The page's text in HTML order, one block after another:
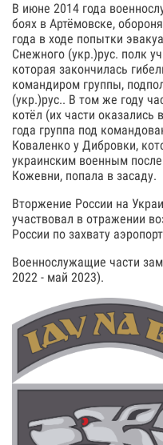
В июне 2014 года
боях в Артёмовске,
года в ходе попытки
Снежного (укр.)рус. полк
которая закончилась
командиром группы,
(укр.)рус.. В том же году
котёл (их части
года группа под
Коваленко у Дибровки,
украинским военным
Кожевни, попала в засаду.
Вторжение России на
участвовал в отражении
России по захвату
Военнослужащие части
2022 - май 2023).